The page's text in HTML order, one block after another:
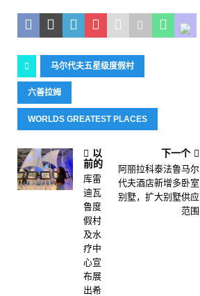
马尔代夫五星级度假村
六善拉姆
WORLDS GREATEST PLACES
以
前的
库雷
迪瓦
鲁度
假村
及水
疗中
心宣
布展
出希
下一个
阿丽拉科泰法鲁马尔
代夫酒店新增多卧室
别墅，扩大别墅供应
范围